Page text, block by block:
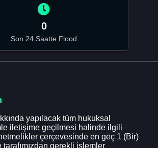
0
Son 24 Saatte Flood
yapılacak tüm hukuksal
iletişime geçilmesi halinde ilgili
çerçevesinde en geç 1 (Bir)
gerekli işlemler